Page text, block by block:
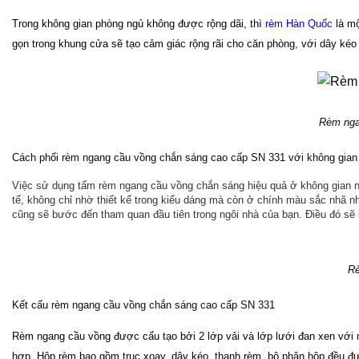
Trong không gian phòng ngủ không được rộng dãi, thì rèm Hàn Quốc là
gọn trong khung cửa sẽ tạo cảm giác rộng rãi cho căn phòng, với dây
Rèm
Cách phối rèm ngang cầu vồng chắn sáng cao cấp SN 331 với không gian
Việc sử dụng tấm rèm ngang cầu vồng chắn sáng hiệu quả ở không
tế, không chỉ nhờ thiết kế trong kiểu dáng mà còn ở chính màu sắc nhã
cũng sẽ bước đến tham quan đầu tiên trong ngôi nhà của bạn. Điều đó
Kết cấu rèm ngang cầu vồng chắn sáng cao cấp SN 331
Rèm ngang cầu vồng được cấu tạo bởi 2 lớp vải và lớp lưới đan xen với
hợp.
Hộp rèm bao gồm trục xoay, dây kéo, thanh rèm, bộ phận hộp